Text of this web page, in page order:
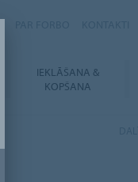
IEKLĀŠANA &
KOPŠANA